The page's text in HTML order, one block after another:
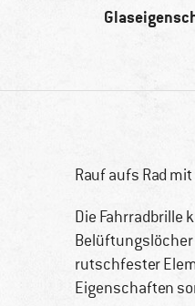
Rauf aufs Rad
Die Fahrradbrille
Belüftungslöcher
rutschfester
Eigenschaften